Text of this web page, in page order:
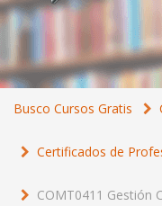
Busco Cursos Gratis
Certificados de
COMT0411 Gestión